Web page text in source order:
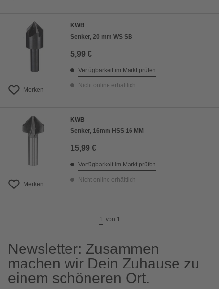
Merken
KWB
Senker, 20 mm WS SB
5,99 €
Verfügbarkeit im Markt prüfen
Nicht online erhältlich
Merken
KWB
Senker, 16mm HSS 16 MM
15,99 €
Verfügbarkeit im Markt prüfen
Nicht online erhältlich
1 von 1
Newsletter: Zusammen
machen wir Dein Zuhause zu
einem schöneren Ort.